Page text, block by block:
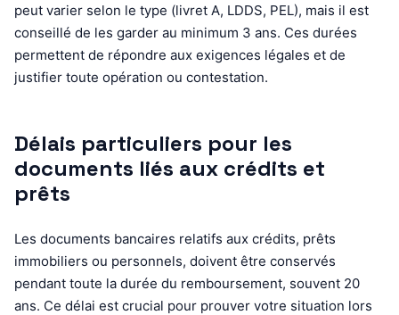
peut varier selon le type (livret A, LDDS, PEL), mais il est
conseillé de les garder au minimum 3 ans. Ces durées
permettent de répondre aux exigences légales et de
justifier toute opération ou contestation.
Délais particuliers pour les
documents liés aux crédits et
prêts
Les documents bancaires relatifs aux crédits, prêts
immobiliers ou personnels, doivent être conservés
pendant toute la durée du remboursement, souvent 20
ans. Ce délai est crucial pour prouver votre situation lors